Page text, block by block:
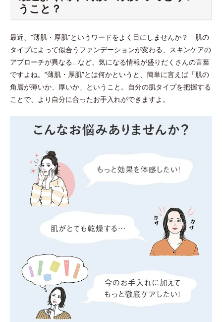
うこと？
最近、“薄肌・厚肌”というワードをよく目にしませんか？ 肌の
タイプによって似合うファンデーションが変わる、スキンケアの
アプローチが異なる…など、気になる情報が盛りだくさんの言葉
ですよね。“薄肌・厚肌”とは何かというと、簡単に言えば「肌の
角層が薄いか、厚いか」ということ。自分の肌タイプを把握する
ことで、より自分に合ったお手入れができますよ。